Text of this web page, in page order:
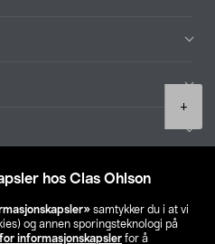
hos Clas Ohlson
samtykker du i at vi
og annen sporingsteknologi på
informasjonskapsler for å
+
din butikk